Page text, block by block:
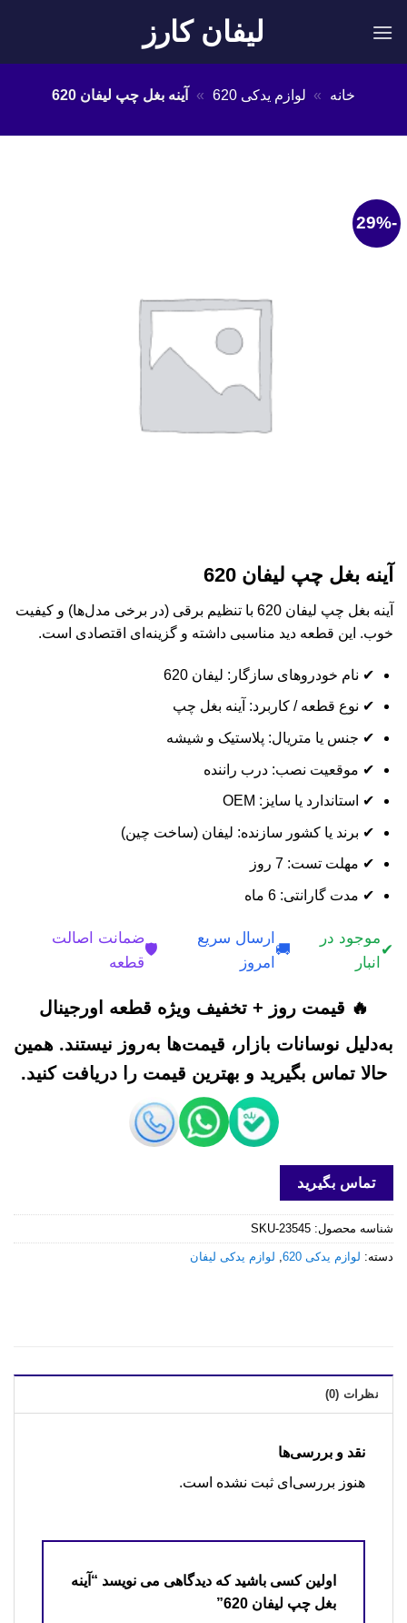
لیفان کارز
خانه » لوازم یدکی 620 » آینه بغل چپ لیفان 620
-29%
آینه بغل چپ لیفان 620
آینه بغل چپ لیفان 620 با تنظیم برقی (در برخی مدل‌ها) و کیفیت
خوب. این قطعه دید مناسبی داشته و گزینه‌ای اقتصادی است.
✔ نام خودروهای سازگار: لیفان 620
✔ نوع قطعه / کاربرد: آینه بغل چپ
✔ جنس یا متریال: پلاستیک و شیشه
✔ موقعیت نصب: درب راننده
✔ استاندارد یا سایز: OEM
✔ برند یا کشور سازنده: لیفان (ساخت چین)
✔ مهلت تست: 7 روز
✔ مدت گارانتی: 6 ماه
✔
موجود در
انبار
🚚
ارسال سریع
امروز
🛡️
ضمانت اصالت
قطعه
🔥 قیمت روز + تخفیف ویژه قطعه اورجینال
به‌دلیل نوسانات بازار، قیمت‌ها به‌روز نیستند. همین
حالا تماس بگیرید و بهترین قیمت را دریافت کنید.
تماس بگیرید
شناسه محصول: SKU-23545
دسته: لوازم یدکی 620 , لوازم یدکی لیفان
نظرات (0)
نقد و بررسی‌ها
هنوز بررسی‌ای ثبت نشده است.
اولین کسی باشید که دیدگاهی می نویسد “آینه
بغل چپ لیفان 620”